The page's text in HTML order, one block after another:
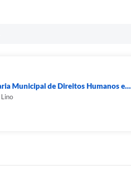
Municipal de Direitos Humanos e...